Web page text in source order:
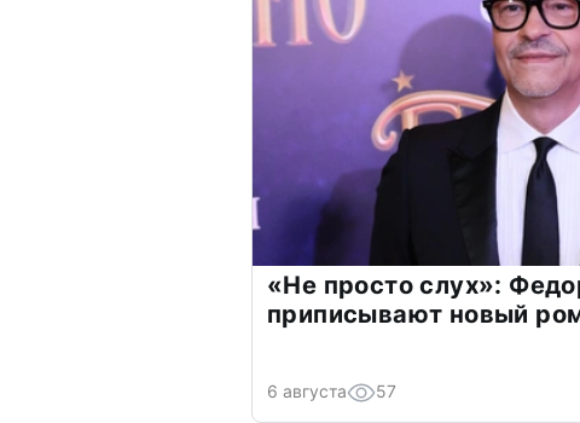
«Не просто слух»:
приписывают новый
6 августа 57